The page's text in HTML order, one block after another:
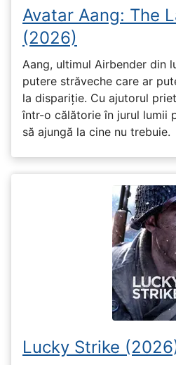
Avatar Aang: The
(2026)
Aang, ultimul Airbender din
putere străveche care ar
la dispariție. Cu ajutorul
într-o călătorie în jurul lumii
să ajungă la cine nu trebuie.
Lucky Strike